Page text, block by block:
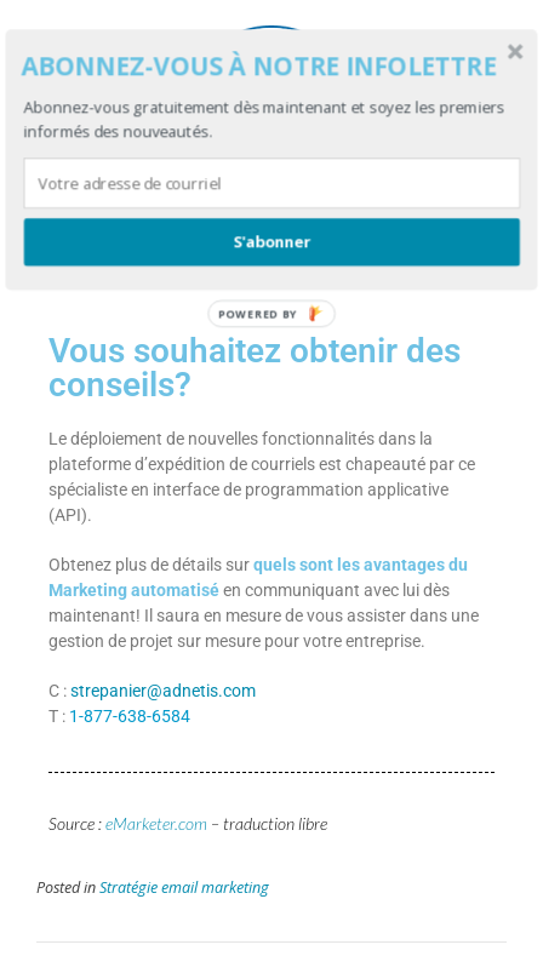
Sylvain Trépanier
Programmeur spécialiste
Vous souhaitez obtenir des
conseils?
Le déploiement de nouvelles fonctionnalités dans la
plateforme d’expédition de courriels est chapeauté par ce
spécialiste en interface de programmation applicative
(API).
Obtenez plus de détails surquels sont les avantages du
Marketing automatiséen communiquant avec lui dès
maintenant! Il saura en mesure de vous assister dans une
gestion de projet sur mesure pour votre entreprise.
C :strepanier@adnetis.com
T : 1-877-638-6584
Source :eMarketer.com – traduction libre
Posted inStratégie email marketing
ABONNEZ-VOUS À NOTRE INFOLETTRE
Abonnez-vous gratuitement dès maintenant et soyez les premiers
informés des nouveautés.
S'abonner
POWERED BY